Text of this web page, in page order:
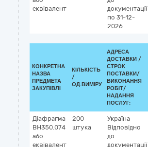
еквівалент
документації
по 31-12-
2026
КОНКРЕТНА
НАЗВА
ПРЕДМЕТА
ЗАКУПІВЛІ
КІЛЬКІСТЬ
/
ОД.ВИМІРУ
АДРЕСА
ДОСТАВКИ /
СТРОК
ПОСТАВКИ/
ВИКОНАННЯ
РОБІТ/
НАДАННЯ
ПОСЛУГ:
Діафрагма
BH350.074
або
еквівалент
200
штука
Україна
Відповідно
до
документації